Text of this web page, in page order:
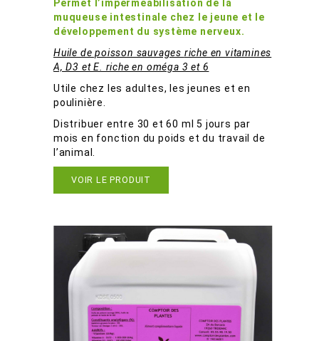
Permet l’imperméabilisation de la
muqueuse intestinale chez le jeune et le
développement du système nerveux.
Huile de poisson sauvages riche en vitamines
A, D3 et E. riche en oméga 3 et 6
Utile chez les adultes, les jeunes et en
poulinière.
Distribuer entre 30 et 60 ml 5 jours par
mois en fonction du poids et du travail de
l’animal.
VOIR LE PRODUIT